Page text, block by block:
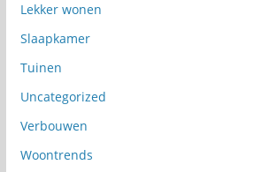
Lekker wonen
Slaapkamer
Tuinen
Uncategorized
Verbouwen
Woontrends